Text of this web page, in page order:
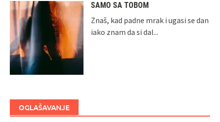
SAMO SA TOBOM
Znaš, kad padne mrak i ugasi se dan
iako znam da si dal...
OGLAŠAVANJE